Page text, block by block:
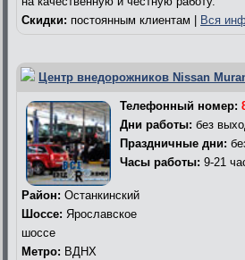
Скидки: постоянным клиентам | Вся
Центр внедорожников Nissan
Телефонный номер:
Дни работы: без
Праздничные дни:
Часы работы: 9-21
Район: Останкинский
Шоссе: Ярославское
шоссе
Метро: ВДНХ